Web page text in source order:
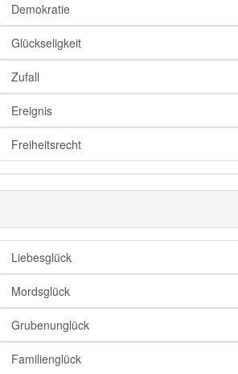
Dusel
Demokratie
Glückseligkeit
Zufall
Ereignis
Freiheitsrecht
Liebesglück
Mordsglück
Grubenunglück
Familienglück